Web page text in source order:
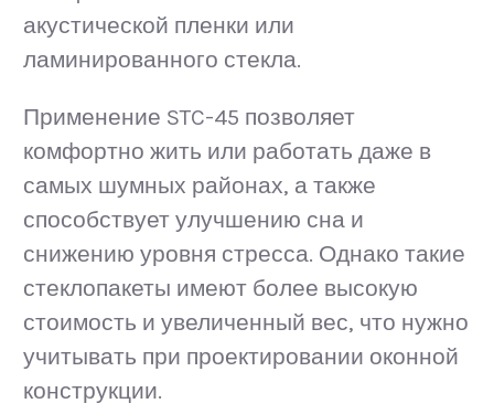
акустической пленки или
ламинированного стекла.
Применение STC-45 позволяет
комфортно жить или работать даже в
самых шумных районах, а также
способствует улучшению сна и
снижению уровня стресса. Однако такие
стеклопакеты имеют более высокую
стоимость и увеличенный вес, что нужно
учитывать при проектировании оконной
конструкции.